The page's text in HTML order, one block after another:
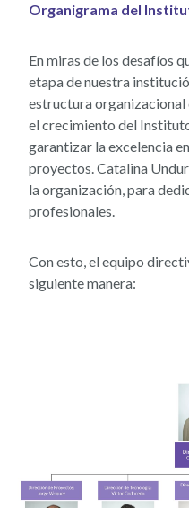
Organigrama del
En miras de los desafíos
etapa de nuestra
estructura organizacional
el crecimiento del
garantizar la excelencia
proyectos. Catalina
la organización, para
profesionales.
Con esto, el equipo
siguiente manera: